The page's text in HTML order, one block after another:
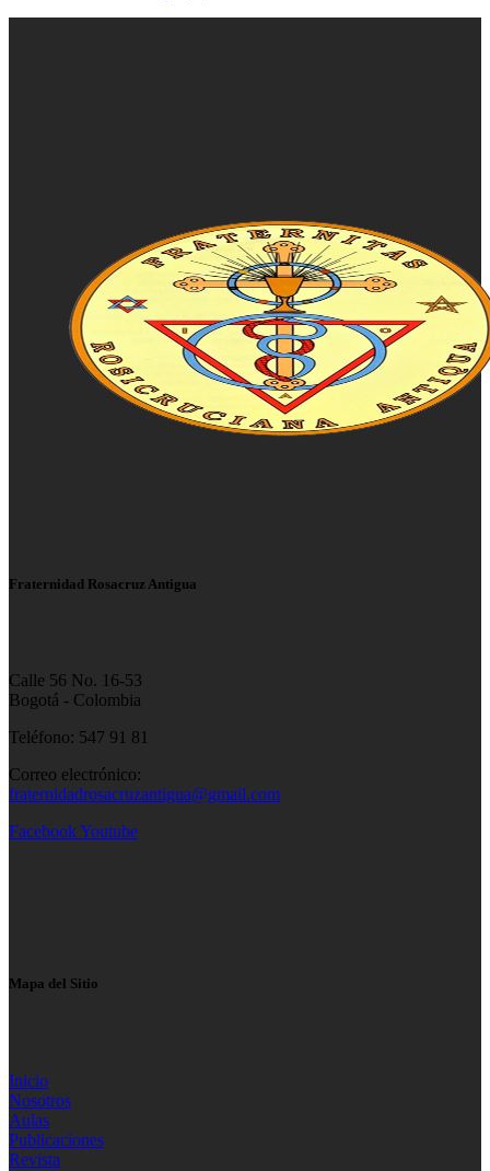
Fraternidad Rosacruz Antigua
Calle 56 No. 16-53
Bogotá - Colombia
Teléfono: 547 91 81
Correo electrónico:
fraternidadrosacruzantigua@gmail.com
FacebookYoutube
Mapa del Sitio
Inicio
Nosotros
Aulas
Publicaciones
Revista